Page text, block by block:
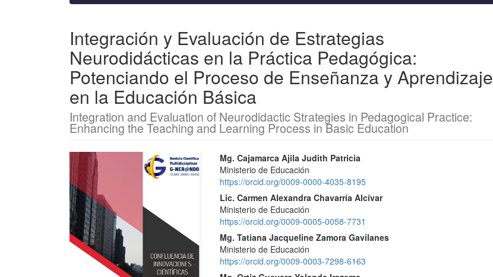
EQUIPO EDITORIAL
PROTOCOLO DE INTEROPERABILIDAD
CONTACTO
ENVÍOS
REGISTRARSE
ENTRAR
Integración y Evaluación de Estrategias
Neurodidácticas en la Práctica Pedagógica:
Potenciando el Proceso de Enseñanza y Aprendizaje
en la Educación Básica
Integration and Evaluation of Neurodidactic Strategies in Pedagogical Practice:
Enhancing the Teaching and Learning Process in Basic Education
Barra
lateral
del
artículo
Contenido
principal
del
artículo
Mg. Cajamarca Ajila Judith Patricia
Ministerio de Educación
https://orcid.org/0009-0000-4035-8195
Lic. Carmen Alexandra Chavarría Alcívar
Ministerio de Educación
https://orcid.org/0009-0005-0058-7731
Mg. Tatiana Jacqueline Zamora Gavilanes
Ministerio de Educación
https://orcid.org/0009-0003-7298-6163